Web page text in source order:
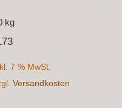
kg
7 % MwSt.
Versandkosten